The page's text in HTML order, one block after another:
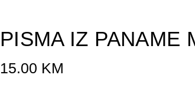
PISMA IZ PANAME
15.00 KM